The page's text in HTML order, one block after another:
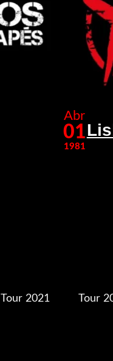
Abr
01
1981
Tour 2021 Tour